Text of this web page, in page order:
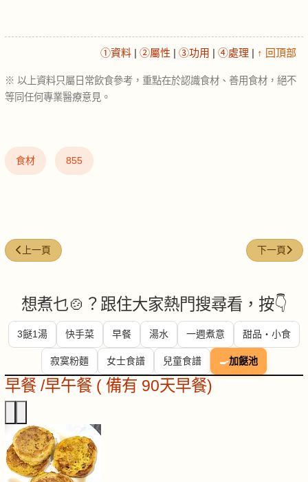
①資料 | ②屬性 | ③功用 | ④處理 | ↑ 回頂部
※ 以上資料只屬日常飲食參考，重點在於認識食材、善用食材，絕不
等同任何專業醫療意見。
食材 855
上一篇文章: 夏威夷果 (Macadamia nuts)
上一頁 下一篇文
下一頁
想煮乜🍲？跟住大家熱門搜尋看，按👇
3餸1湯 快手菜 早餐 湯水 一週煮意 甜品・小食
寂寞粉麵 女士食譜 兒童食譜 🍳加餸池
早餐 /早午餐 ( 備有 90天早餐)